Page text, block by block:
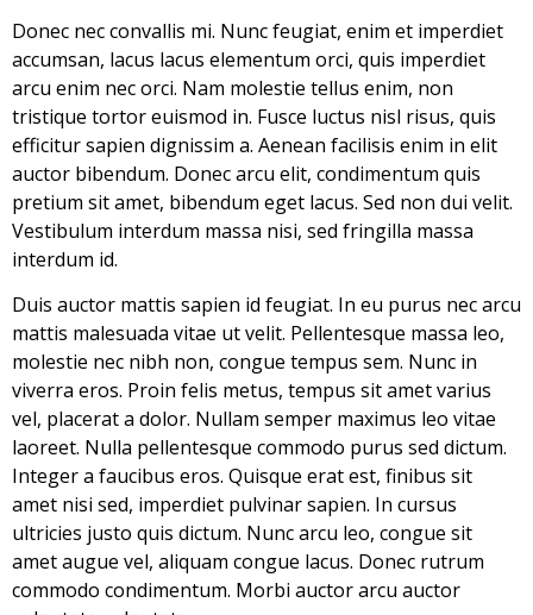
Donec nec convallis mi. Nunc feugiat, enim et imperdiet
accumsan, lacus lacus elementum orci, quis imperdiet
arcu enim nec orci. Nam molestie tellus enim, non
tristique tortor euismod in. Fusce luctus nisl risus, quis
efficitur sapien dignissim a. Aenean facilisis enim in elit
auctor bibendum. Donec arcu elit, condimentum quis
pretium sit amet, bibendum eget lacus. Sed non dui velit.
Vestibulum interdum massa nisi, sed fringilla massa
interdum id.
Duis auctor mattis sapien id feugiat. In eu purus nec arcu
mattis malesuada vitae ut velit. Pellentesque massa leo,
molestie nec nibh non, congue tempus sem. Nunc in
viverra eros. Proin felis metus, tempus sit amet varius
vel, placerat a dolor. Nullam semper maximus leo vitae
laoreet. Nulla pellentesque commodo purus sed dictum.
Integer a faucibus eros. Quisque erat est, finibus sit
amet nisi sed, imperdiet pulvinar sapien. In cursus
ultricies justo quis dictum. Nunc arcu leo, congue sit
amet augue vel, aliquam congue lacus. Donec rutrum
commodo condimentum. Morbi auctor arcu auctor